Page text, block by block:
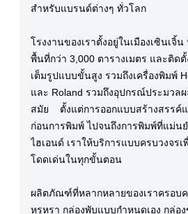
สำหรับแบรนด์ต่างๆ ทั่วโลก
โรงงานของเราตั้งอยู่ในเมืองเซินเจิ้
พื้นที่กว่า 3,000 ตารางเมตร และติด
เต็มรูปแบบขั้นสูง รวมถึงเครื่องพิมพ์
และ Roland รวมถึงอุปกรณ์ประมวล
สมัย ตั้งแต่การออกแบบสร้างสรรค์
ก่อนการพิมพ์ ไปจนถึงการพิมพ์ที่แม่น
ไฮเอนด์ เราให้บริการแบบครบวงจร
โดดเด่นในทุกขั้นตอน
ผลิตภัณฑ์ที่หลากหลายของเราครอบ
หรูหรา กล่องพับแบบกำหนดเอง กล่อ